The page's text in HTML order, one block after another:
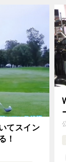
てスイン
！